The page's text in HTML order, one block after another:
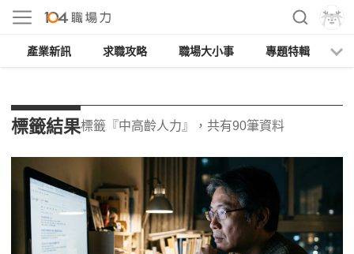
產業新訊 求職攻略 職場大小事 專題特輯
標籤結果標籤『中高齡人力』，共有90筆資料